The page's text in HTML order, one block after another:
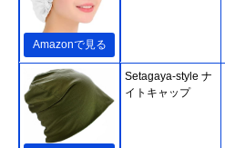
Amazonで見る
Setagaya-style ナ
イトキャップ